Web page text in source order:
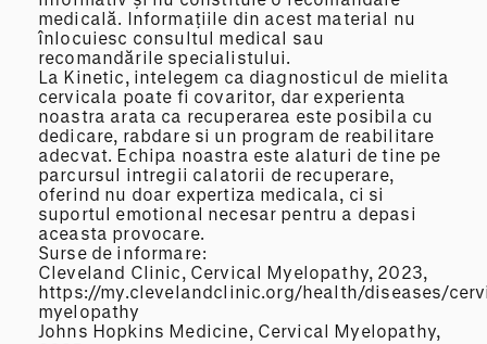
medicală. Informațiile din acest material nu
înlocuiesc consultul medical sau
recomandările specialistului.
La Kinetic, intelegem ca diagnosticul de mielita
cervicala poate fi covaritor, dar experienta
noastra arata ca recuperarea este posibila cu
dedicare, rabdare si un program de reabilitare
adecvat. Echipa noastra este alaturi de tine pe
parcursul intregii calatorii de recuperare,
oferind nu doar expertiza medicala, ci si
suportul emotional necesar pentru a depasi
aceasta provocare.
Surse de informare:
Cleveland Clinic, Cervical Myelopathy, 2023,
https://my.clevelandclinic.org/health/diseases/
myelopathy
Johns Hopkins Medicine, Cervical Myelopathy,